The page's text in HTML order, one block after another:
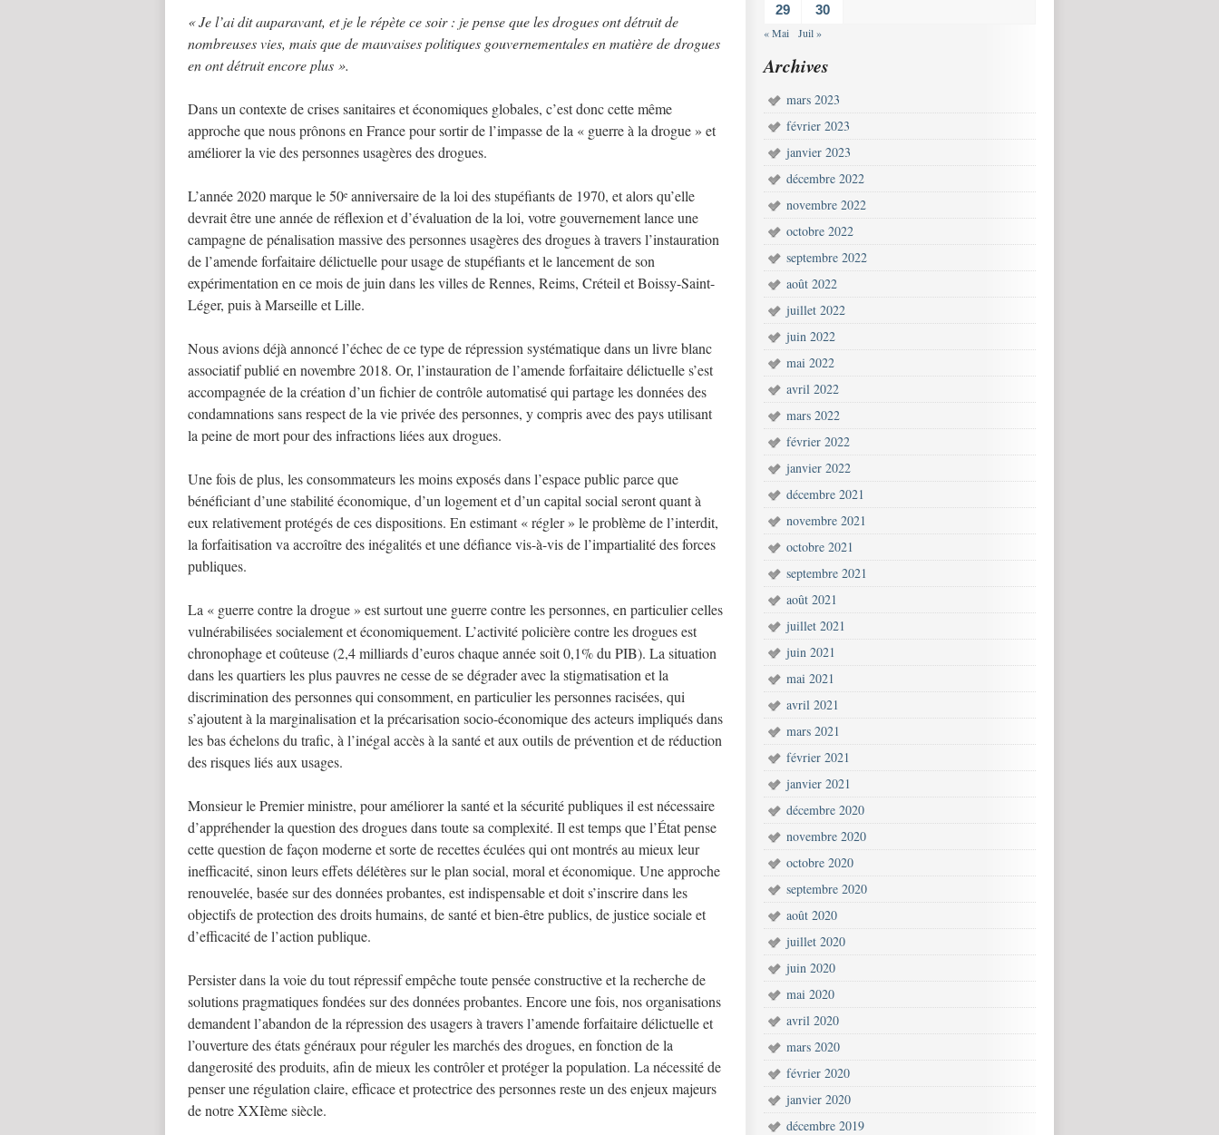
« Je l’ai dit auparavant, et je le répète ce soir : je pense que les drogues ont détruit de
nombreuses vies, mais que de mauvaises politiques gouvernementales en matière de drogues
en ont détruit encore plus ».
Dans un contexte de crises sanitaires et économiques globales, c’est donc cette même
approche que nous prônons en France pour sortir de l’impasse de la « guerre à la drogue » et
améliorer la vie des personnes usagères des drogues.
L’année 2020 marque le 50e anniversaire de la loi des stupéfiants de 1970, et alors qu’elle
devrait être une année de réflexion et d’évaluation de la loi, votre gouvernement lance une
campagne de pénalisation massive des personnes usagères des drogues à travers l’instauration
de l’amende forfaitaire délictuelle pour usage de stupéfiants et le lancement de son
expérimentation en ce mois de juin dans les villes de Rennes, Reims, Créteil et Boissy-Saint-
Léger, puis à Marseille et Lille.
Nous avions déjà annoncé l’échec de ce type de répression systématique dans un livre blanc
associatif publié en novembre 2018. Or, l’instauration de l’amende forfaitaire délictuelle s’est
accompagnée de la création d’un fichier de contrôle automatisé qui partage les données des
condamnations sans respect de la vie privée des personnes, y compris avec des pays utilisant
la peine de mort pour des infractions liées aux drogues.
Une fois de plus, les consommateurs les moins exposés dans l’espace public parce que
bénéficiant d’une stabilité économique, d’un logement et d’un capital social seront quant à
eux relativement protégés de ces dispositions. En estimant « régler » le problème de l’interdit,
la forfaitisation va accroître des inégalités et une défiance vis-à-vis de l’impartialité des forces
publiques.
La « guerre contre la drogue » est surtout une guerre contre les personnes, en particulier celles
vulnérabilisées socialement et économiquement. L’activité policière contre les drogues est
chronophage et coûteuse (2,4 milliards d’euros chaque année soit 0,1% du PIB). La situation
dans les quartiers les plus pauvres ne cesse de se dégrader avec la stigmatisation et la
discrimination des personnes qui consomment, en particulier les personnes racisées, qui
s’ajoutent à la marginalisation et la précarisation socio-économique des acteurs impliqués dans
les bas échelons du trafic, à l’inégal accès à la santé et aux outils de prévention et de réduction
des risques liés aux usages.
Monsieur le Premier ministre, pour améliorer la santé et la sécurité publiques il est nécessaire
d’appréhender la question des drogues dans toute sa complexité. Il est temps que l’État pense
cette question de façon moderne et sorte de recettes éculées qui ont montrés au mieux leur
inefficacité, sinon leurs effets délétères sur le plan social, moral et économique. Une approche
renouvelée, basée sur des données probantes, est indispensable et doit s’inscrire dans les
objectifs de protection des droits humains, de santé et bien-être publics, de justice sociale et
d’efficacité de l’action publique.
Persister dans la voie du tout répressif empêche toute pensée constructive et la recherche de
solutions pragmatiques fondées sur des données probantes. Encore une fois, nos organisations
demandent l’abandon de la répression des usagers à travers l’amende forfaitaire délictuelle et
l’ouverture des états généraux pour réguler les marchés des drogues, en fonction de la
dangerosité des produits, afin de mieux les contrôler et protéger la population. La nécessité de
penser une régulation claire, efficace et protectrice des personnes reste un des enjeux majeurs
de notre XXIème siècle.
29 30
« Mai Juil »
Archives
mars 2023
février 2023
janvier 2023
décembre 2022
novembre 2022
octobre 2022
septembre 2022
août 2022
juillet 2022
juin 2022
mai 2022
avril 2022
mars 2022
février 2022
janvier 2022
décembre 2021
novembre 2021
octobre 2021
septembre 2021
août 2021
juillet 2021
juin 2021
mai 2021
avril 2021
mars 2021
février 2021
janvier 2021
décembre 2020
novembre 2020
octobre 2020
septembre 2020
août 2020
juillet 2020
juin 2020
mai 2020
avril 2020
mars 2020
février 2020
janvier 2020
décembre 2019